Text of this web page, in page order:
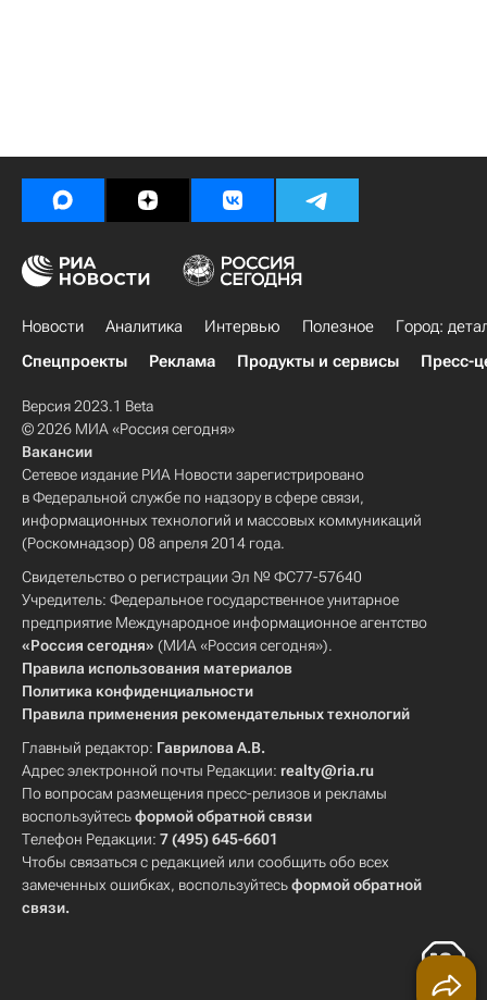
Новости Аналитика Интервью Полезное
Город:
Спецпроекты
Реклама Продукты и сервисы Пресс-
Версия 2023.1 Beta
© 2026 МИА «Россия сегодня»
Вакансии
Сетевое издание РИА Новости зарегистрировано
в Федеральной службе по надзору в сфере связи,
информационных технологий и массовых коммуникаций
(Роскомнадзор) 08 апреля 2014 года.
Свидетельство о регистрации Эл № ФС77-57640
Учредитель: Федеральное государственное унитарное
предприятие Международное информационное агентство
«Россия сегодня» (МИА «Россия сегодня»).
Правила использования материалов
Политика конфиденциальности
Правила применения рекомендательных технологий
Главный редактор: Гаврилова А.В.
Адрес электронной почты Редакции: realty@ria.ru
По вопросам размещения пресс-релизов и рекламы
воспользуйтесьформой обратной связи
Телефон Редакции: 7 (495) 645-6601
Чтобы связаться с редакцией или сообщить обо всех
замеченных ошибках, воспользуйтесьформой обратной
связи.